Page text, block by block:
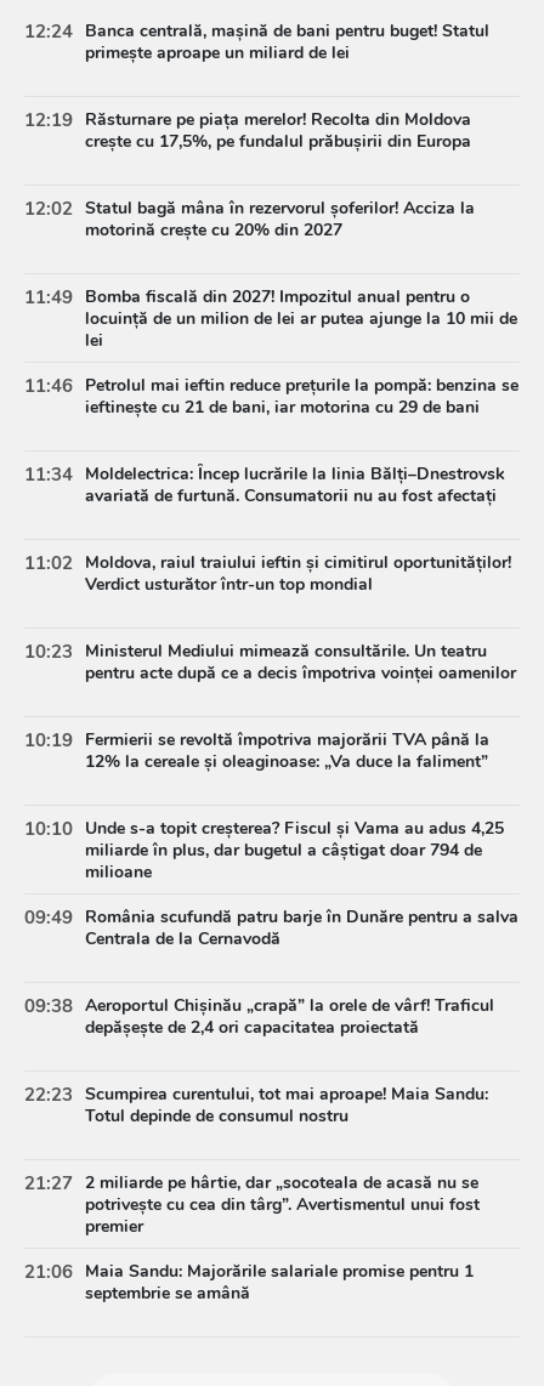
12:24 Banca centrală, mașină de bani pentru buget! Statul
primește aproape un miliard de lei
12:19 Răsturnare pe piața merelor! Recolta din Moldova
crește cu 17,5%, pe fundalul prăbușirii din Europa
12:02 Statul bagă mâna în rezervorul șoferilor! Acciza la
motorină crește cu 20% din 2027
11:49 Bomba fiscală din 2027! Impozitul anual pentru o
locuință de un milion de lei ar putea ajunge la 10 mii de
lei
11:46 Petrolul mai ieftin reduce prețurile la pompă: benzina se
ieftinește cu 21 de bani, iar motorina cu 29 de bani
11:34 Moldelectrica: Încep lucrările la linia Bălți–Dnestrovsk
avariată de furtună. Consumatorii nu au fost afectați
11:02 Moldova, raiul traiului ieftin și cimitirul oportunităților!
Verdict usturător într-un top mondial
10:23
Ministerul Mediului mimează consultările. Un teatru
pentru acte după ce a decis împotriva voinței oamenilor
10:19 Fermierii se revoltă împotriva majorării TVA până la
12% la cereale și oleaginoase: „Va duce la faliment”
10:10 Unde s-a topit creșterea? Fiscul și Vama au adus 4,25
miliarde în plus, dar bugetul a câștigat doar 794 de
milioane
09:49 România scufundă patru barje în Dunăre pentru a salva
Centrala de la Cernavodă
09:38 Aeroportul Chișinău „crapă” la orele de vârf! Traficul
depășește de 2,4 ori capacitatea proiectată
22:23 Scumpirea curentului, tot mai aproape! Maia Sandu:
Totul depinde de consumul nostru
21:27 2 miliarde pe hârtie, dar „socoteala de acasă nu se
potrivește cu cea din târg”. Avertismentul unui fost
premier
21:06 Maia Sandu: Majorările salariale promise pentru 1
septembrie se amână